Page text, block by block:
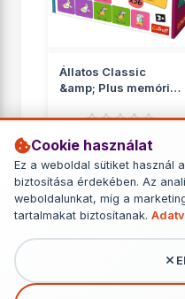
Cookie használat
Ez a weboldal sütiket használ
biztosítása érdekében. Az
weboldalunkat, míg a
tartalmakat biztosítanak.
Állatos Classic
&amp; Plus memória
Memóriajátékok
3 649 Ft
RÉSZLETEK